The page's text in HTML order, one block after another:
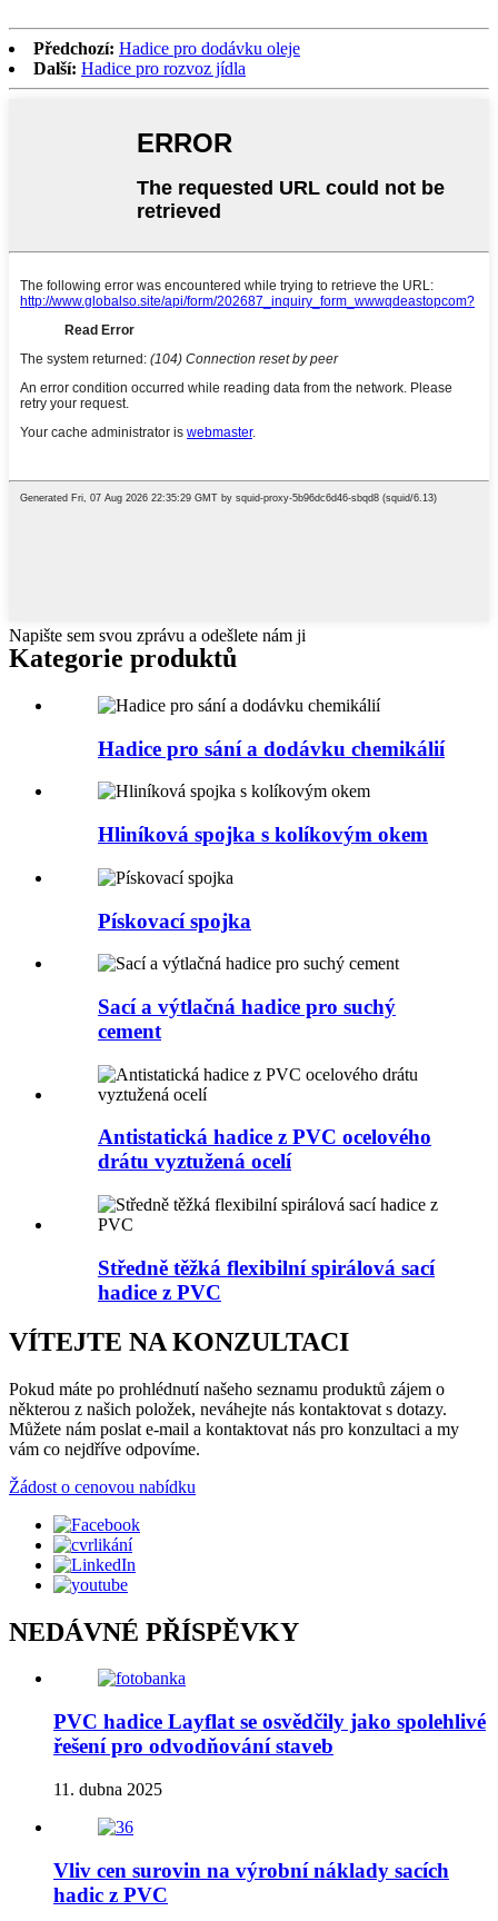
Předchozí: Hadice pro dodávku oleje
Další: Hadice pro rozvoz jídla
Napište sem svou zprávu a odešlete nám ji
Kategorie produktů
Hadice pro sání a dodávku chemikálií
Hliníková spojka s kolíkovým okem
Pískovací spojka
Sací a výtlačná hadice pro suchý
cement
Antistatická hadice z PVC ocelového
drátu vyztužená ocelí
Středně těžká flexibilní spirálová sací
hadice z PVC
VÍTEJTE NA KONZULTACI
Pokud máte po prohlédnutí našeho seznamu produktů zájem o
některou z našich položek, neváhejte nás kontaktovat s dotazy.
Můžete nám poslat e-mail a kontaktovat nás pro konzultaci a my
vám co nejdříve odpovíme.
Žádost o cenovou nabídku
NEDÁVNÉ PŘÍSPĚVKY
PVC hadice Layflat se osvědčily jako spolehlivé
řešení pro odvodňování staveb
11. dubna 2025
Vliv cen surovin na výrobní náklady sacích
hadic z PVC